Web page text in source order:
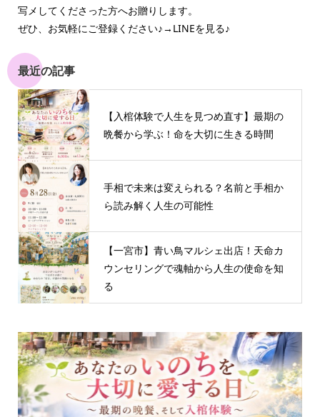
写メしてくださった方へお贈りします。
ぜひ、お気軽にご登録ください♪→ LINEを見る♪
最近の記事
【入棺体験で人生を見つめ直す】最期の
晩餐から学ぶ！命を大切に生きる時間
手相で未来は変えられる？名前と手相か
ら読み解く人生の可能性
【一宮市】青い鳥マルシェ出店！天命カ
ウンセリングで魂軸から人生の使命を知
る